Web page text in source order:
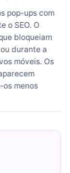
pop-ups com
o SEO. O
bloqueiam
durante a
móveis. Os
os menos